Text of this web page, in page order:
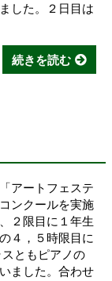
した。２日目は
続きを読む
アートフェステ
ンクールを実施
２限目に１年生
４，５時限目に
ともピアノの
ました。合わせ